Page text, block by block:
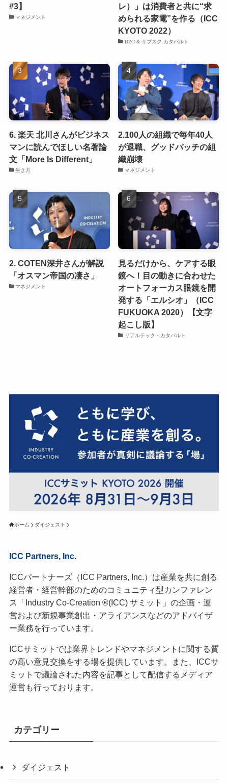
#3】
マネジメント
レ）」は消費者と共に“求
められる家電”を作る（ICC
KYOTO 2022）
D2C & サブスク カタパルト
6. 楽天 北川さんがビジネス
マンに読んでほしい名著論
文「More Is Different」
生き方
2.100人の組織で毎年40人
が退職、グッドパッチの組
織崩壊
マネジメント
2. COTEN深井さんが解説
「オスマン帝国の凄さ」
マネジメント
見るだけから、ケアする眼
鏡へ！目の動きに合わせた
オートフォーカス眼鏡を開
発する「エルシオ」（ICC
FUKUOKA 2020）【文字
起こし版】
リアルテック・カタパルト
ホーム ダイジェスト
ICC Partners, Inc.
ICCパートナーズ（ICC Partners, Inc.）は産業を共に創る
経営者・経営幹部のためのコミュニティ型カンファレン
ス「Industry Co-Creation ®(ICC) サミット」の企画・運
営および新規事業創出・アライアンスなどのアドバイザ
ー業務を行っています。
ICCサミットでは業界トレンドやマネジメントに関する質
の高い意見交換をする場を提供しています。また、ICCサ
ミットで議論された内容を記事として配信するメディア
運営も行っております。
カテゴリー
ダイジェスト